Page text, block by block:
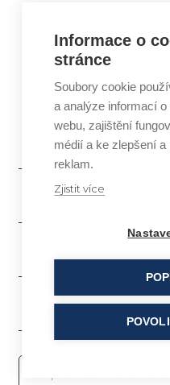
Jsem koncový
Jsem
Informace o
stránce
Soubory cookie
a analýze informací
webu, zajištění
médií a ke zlepšení
reklam.
Zjistit více